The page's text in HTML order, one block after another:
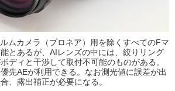
ムカメラ（プロネア）用を除くすべてのFマ
とあるが、AIレンズの中には、絞りリング
ディと干渉して取付不可能のものがある。
先AEが利用できる。なお測光値に誤差が出
、露出補正が必要になる。